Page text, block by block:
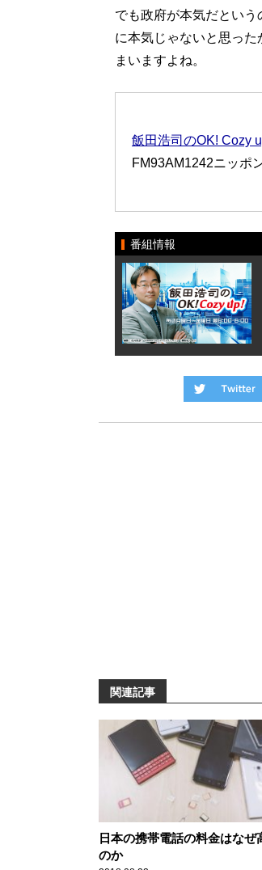
でも政府が本気だとい
に本気じゃないと思っ
まいますよね。
飯田浩司のOK! Cozy
FM93AM1242ニッ
番組情報
関連記事
日本の携帯電話の料金はなぜ
のか